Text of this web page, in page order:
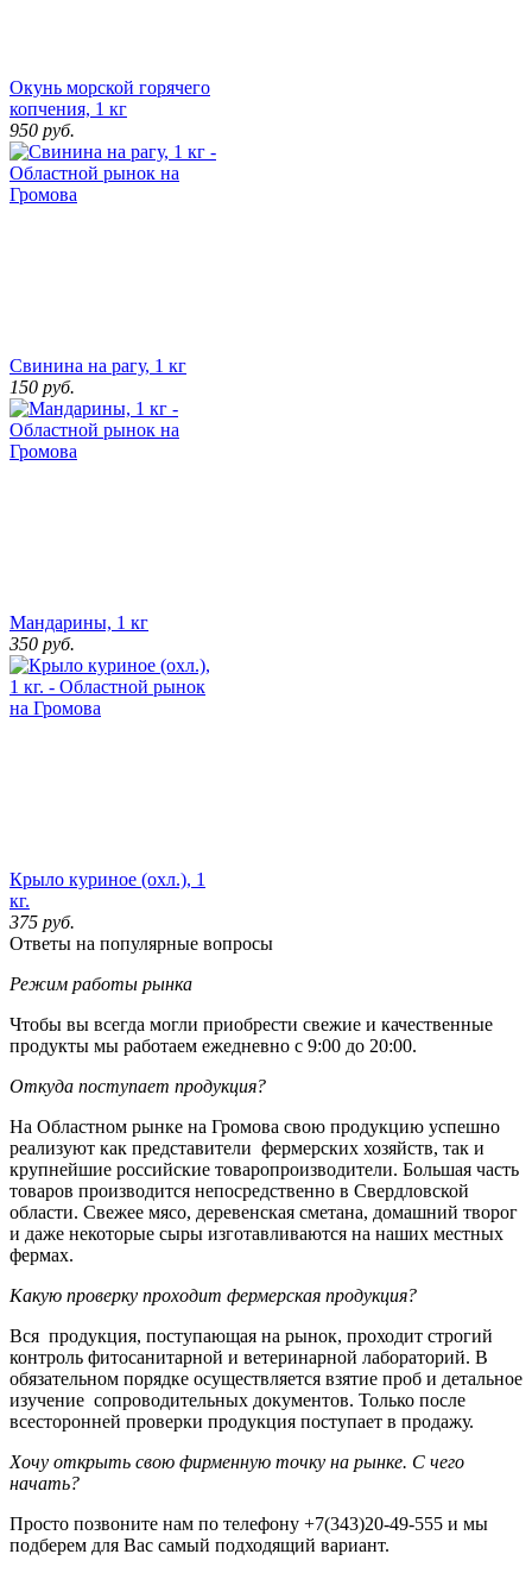
Окунь морской горячего
копчения, 1 кг
950 руб.
Свинина на рагу, 1 кг
150 руб.
Мандарины, 1 кг
350 руб.
Крыло куриное (охл.), 1
кг.
375 руб.
Ответы на популярные вопросы
Режим работы рынка
Чтобы вы всегда могли приобрести свежие и качественные
продукты мы работаем ежедневно с 9:00 до 20:00.
Откуда поступает продукция?
На Областном рынке на Громова свою продукцию успешно
реализуют как представители фермерских хозяйств, так и
крупнейшие российские товаропроизводители. Большая часть
товаров производится непосредственно в Свердловской
области. Свежее мясо, деревенская сметана, домашний творог
и даже некоторые сыры изготавливаются на наших местных
фермах.
Какую проверку проходит фермерская продукция?
Вся продукция, поступающая на рынок, проходит строгий
контроль фитосанитарной и ветеринарной лабораторий. В
обязательном порядке осуществляется взятие проб и детальное
изучение сопроводительных документов. Только после
всесторонней проверки продукция поступает в продажу.
Хочу открыть свою фирменную точку на рынке. С чего
начать?
Просто позвоните нам по телефону +7(343)20-49-555 и мы
подберем для Вас самый подходящий вариант.